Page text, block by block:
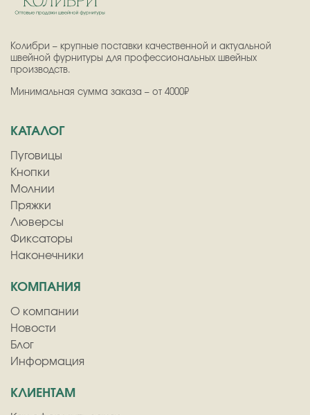
Колибри – крупные поставки качественной и актуальной
швейной фурнитуры для профессиональных швейных
производств.
Минимальная сумма заказа – от 4000₽
КАТАЛОГ
Пуговицы
Кнопки
Молнии
Пряжки
Люверсы
Фиксаторы
Наконечники
КОМПАНИЯ
О компании
Новости
Блог
Информация
КЛИЕНТАМ